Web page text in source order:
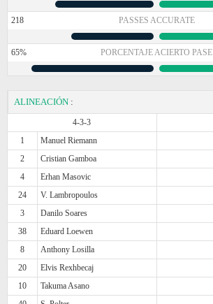
218 PASSES ACCURATE
65% PORCENTAJE ACIERTO PASE
ALINEACIÓN :
4-3-3
1
Manuel Riemann
2
Cristian Gamboa
4
Erhan Masovic
24
V. Lambropoulos
3
Danilo Soares
38
Eduard Loewen
8
Anthony Losilla
20
Elvis Rexhbecaj
10
Takuma Asano